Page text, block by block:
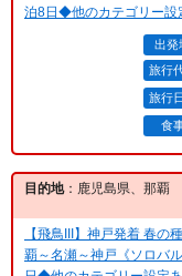
泊8日◆他のカテゴリー設
出発
旅行
旅行
食
目的地：鹿児島県、那覇
【飛鳥III】神戸発着 春の
覇～名瀬～神戸《ソロバ